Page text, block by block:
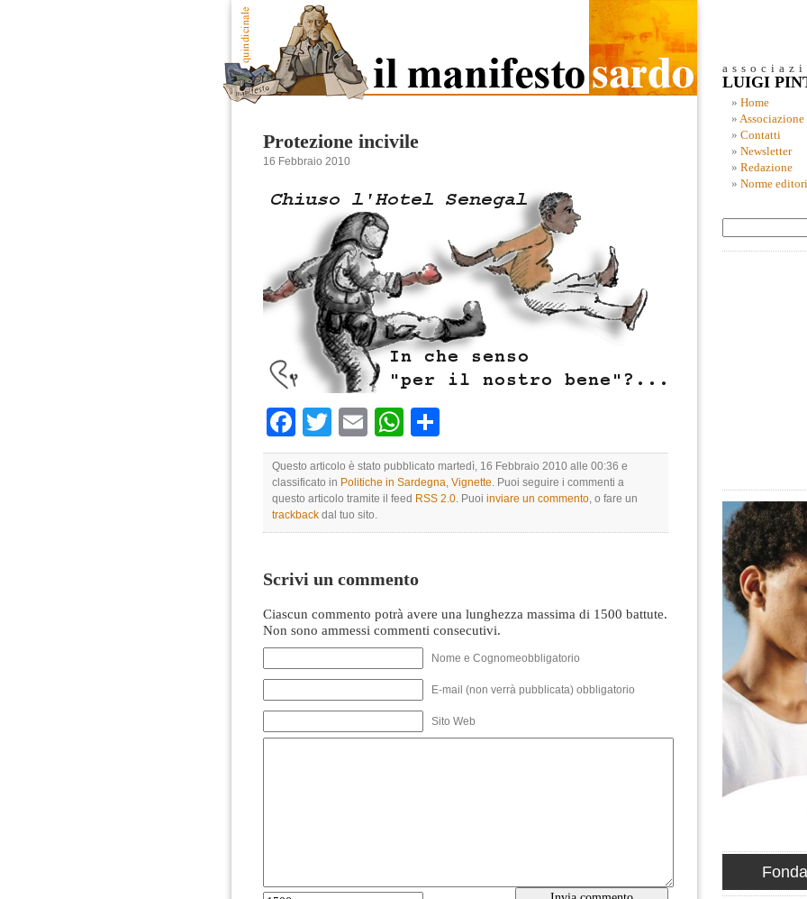
Protezione incivile
16 Febbraio 2010
Facebook
TwitterEmailWhatsApp
Questo articolo è stato pubblicato martedì, 16 Febbraio 2010 alle 00:36 e
classificato in Politiche in Sardegna, Vignette. Puoi seguire i commenti a
questo articolo tramite il feed RSS 2.0. Puoi inviare un commento, o fare un
trackback dal tuo sito.
Scrivi un commento
Ciascun commento potrà avere una lunghezza massima di 1500 battute.
Non sono ammessi commenti consecutivi.
Nome e Cognomeobbligatorio
E-mail (non verrà pubblicata) obbligatorio
Sito Web
LUIGI
Home
Associazione
Contatti
Newsletter
Redazione
Norme